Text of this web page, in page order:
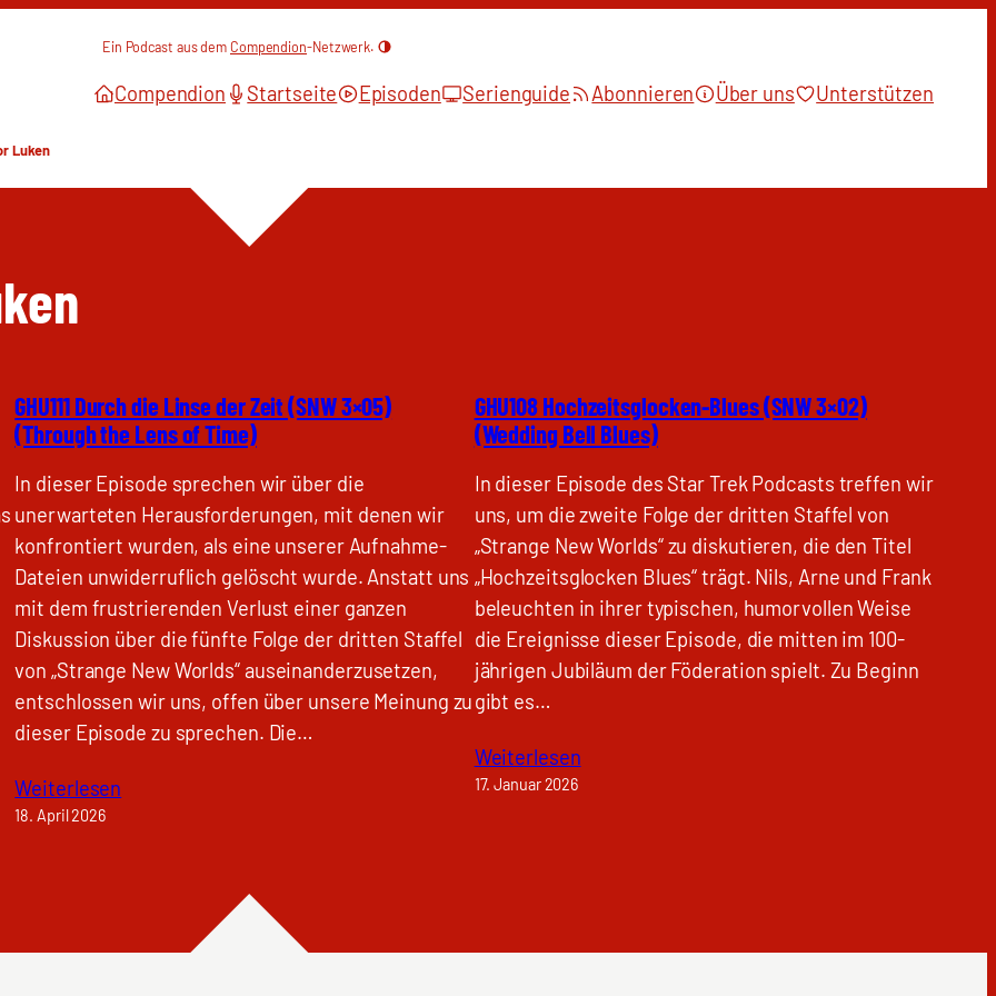
Ein Podcast aus dem Compendion-Netzwerk.
Compendion Startseite Episoden Serienguide Abonnieren Über uns Unterstützen
Luken
GHU111 Durch die Linse der Zeit (SNW 3×05)
(Through the Lens of Time)
In dieser Episode sprechen wir über die
unerwarteten Herausforderungen, mit denen wir
konfrontiert wurden, als eine unserer Aufnahme-
Dateien unwiderruflich gelöscht wurde. Anstatt uns
mit dem frustrierenden Verlust einer ganzen
Diskussion über die fünfte Folge der dritten Staffel
von „Strange New Worlds“ auseinanderzusetzen,
entschlossen wir uns, offen über unsere Meinung zu
dieser Episode zu sprechen. Die…
Weiterlesen
18. April 2026
GHU108 Hochzeitsglocken-Blues (SNW 3×02)
(Wedding Bell Blues)
In dieser Episode des Star Trek Podcasts treffen wir
uns, um die zweite Folge der dritten Staffel von
„Strange New Worlds“ zu diskutieren, die den Titel
„Hochzeitsglocken Blues“ trägt. Nils, Arne und Frank
beleuchten in ihrer typischen, humorvollen Weise
die Ereignisse dieser Episode, die mitten im 100-
jährigen Jubiläum der Föderation spielt. Zu Beginn
gibt es…
Weiterlesen
17. Januar 2026